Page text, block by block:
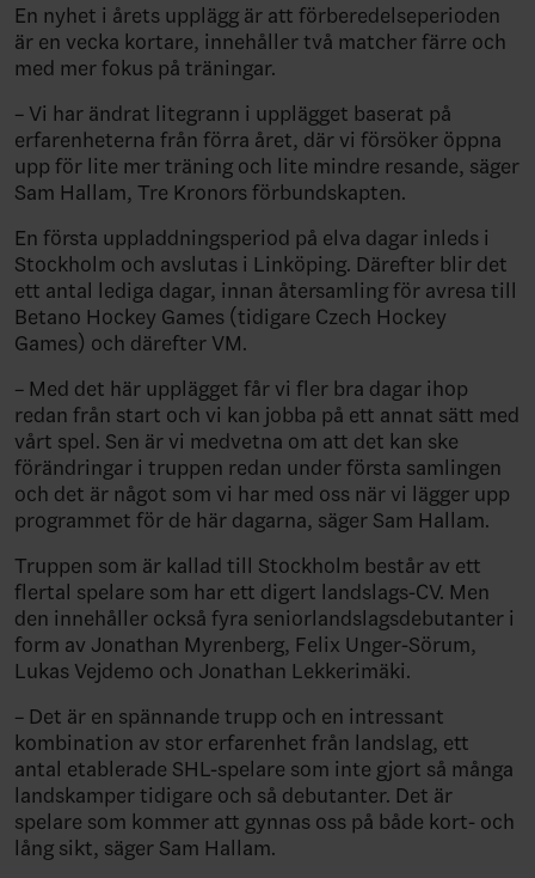
En nyhet i årets upplägg är att förberedelseperioden
är en vecka kortare, innehåller två matcher färre och
med mer fokus på träningar.
– Vi har ändrat litegrann i upplägget baserat på
erfarenheterna från förra året, där vi försöker öppna
upp för lite mer träning och lite mindre resande, säger
Sam Hallam, Tre Kronors förbundskapten.
En första uppladdningsperiod på elva dagar inleds i
Stockholm och avslutas i Linköping. Därefter blir det
ett antal lediga dagar, innan återsamling för avresa till
Betano Hockey Games (tidigare Czech Hockey
Games) och därefter VM.
– Med det här upplägget får vi fler bra dagar ihop
redan från start och vi kan jobba på ett annat sätt med
vårt spel. Sen är vi medvetna om att det kan ske
förändringar i truppen redan under första samlingen
och det är något som vi har med oss när vi lägger upp
programmet för de här dagarna, säger Sam Hallam.
Truppen som är kallad till Stockholm består av ett
flertal spelare som har ett digert landslags-CV. Men
den innehåller också fyra seniorlandslagsdebutanter i
form av Jonathan Myrenberg, Felix Unger-Sörum,
Lukas Vejdemo och Jonathan Lekkerimäki.
– Det är en spännande trupp och en intressant
kombination av stor erfarenhet från landslag, ett
antal etablerade SHL-spelare som inte gjort så många
landskamper tidigare och så debutanter. Det är
spelare som kommer att gynnas oss på både kort- och
lång sikt, säger Sam Hallam.